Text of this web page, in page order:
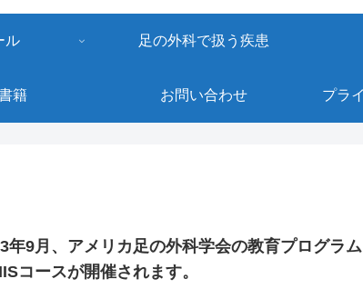
ル 足の外科で扱う疾患
籍 お問い合わせ プラ
年9月、アメリカ足の外科学会の教育プログラム
コースが開催されます。